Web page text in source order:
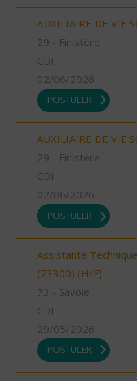
AUXILIAIRE DE VIE
29 - Finistère
CDI
02/06/2026
POSTULER
AUXILIAIRE DE VIE
29 - Finistère
CDI
02/06/2026
POSTULER
Assistante
(73300) (H/F)
73 - Savoie
CDI
29/05/2026
POSTULER